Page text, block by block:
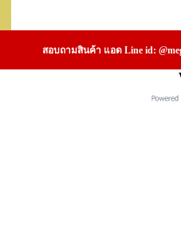
สอบถามสินค้า แอด Line id: